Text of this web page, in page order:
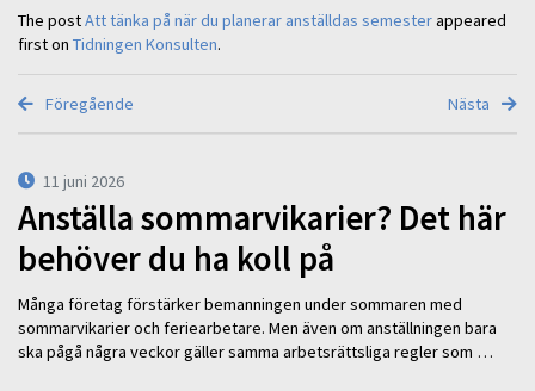
The postAtt tänka på när du planerar anställdas semesterappeared
first on Tidningen Konsulten.
Föregående Nästa
11 juni 2026
Anställa sommarvikarier? Det här
behöver du ha koll på
Många företag förstärker bemanningen under sommaren med
sommarvikarier och feriearbetare. Men även om anställningen bara
ska pågå några veckor gäller samma arbetsrättsliga regler som …